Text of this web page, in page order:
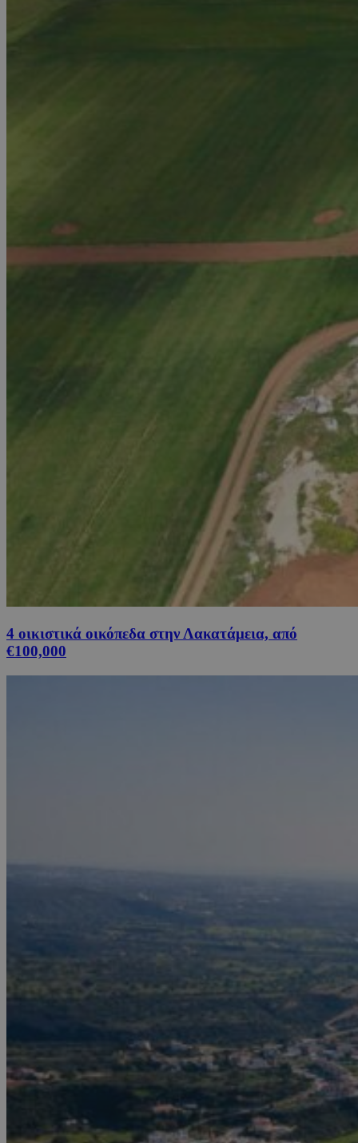
4 οικιστικά οικόπεδα στην Λακατάμεια, από
€100,000